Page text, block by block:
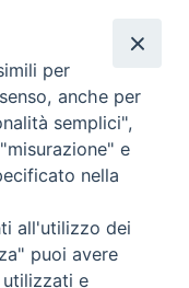
Venafro (C.F.
con permesso.
per
anche per
semplici",
e
nella
all'utilizzo dei
puoi avere
e